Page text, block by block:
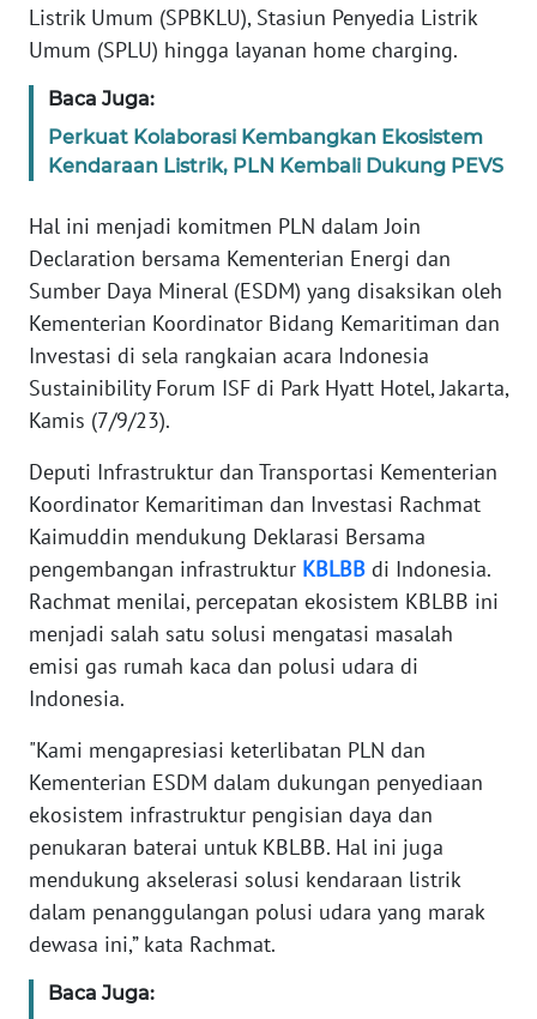
Listrik Umum (SPBKLU), Stasiun Penyedia Listrik
Umum (SPLU) hingga layanan home charging.
Baca Juga:
Perkuat Kolaborasi Kembangkan Ekosistem
Kendaraan Listrik, PLN Kembali Dukung PEVS
Hal ini menjadi komitmen PLN dalam Join
Declaration bersama Kementerian Energi dan
Sumber Daya Mineral (ESDM) yang disaksikan oleh
Kementerian Koordinator Bidang Kemaritiman dan
Investasi di sela rangkaian acara Indonesia
Sustainibility Forum ISF di Park Hyatt Hotel, Jakarta,
Kamis (7/9/23).
Deputi Infrastruktur dan Transportasi Kementerian
Koordinator Kemaritiman dan Investasi Rachmat
Kaimuddin mendukung Deklarasi Bersama
pengembangan infrastruktur KBLBB di Indonesia.
Rachmat menilai, percepatan ekosistem KBLBB ini
menjadi salah satu solusi mengatasi masalah
emisi gas rumah kaca dan polusi udara di
Indonesia.
"Kami mengapresiasi keterlibatan PLN dan
Kementerian ESDM dalam dukungan penyediaan
ekosistem infrastruktur pengisian daya dan
penukaran baterai untuk KBLBB. Hal ini juga
mendukung akselerasi solusi kendaraan listrik
dalam penanggulangan polusi udara yang marak
dewasa ini,” kata Rachmat.
Baca Juga:
BANTEN
WN
KEPRI
WN
PAPUA
WN
BARAT
WN
RIAU
WN
SERAMBI
WN
JAMBI
WN
SULTRA
WN
NTB
SULTENG